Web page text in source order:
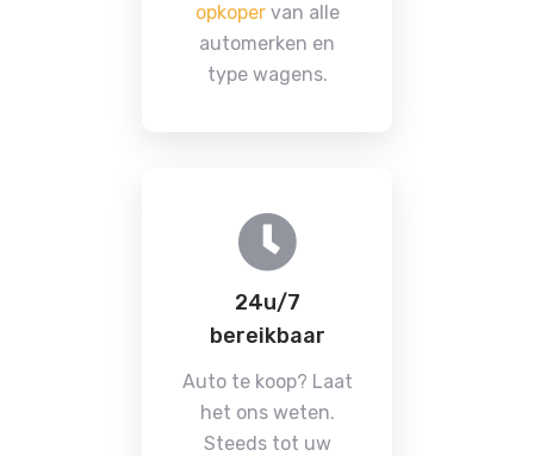
opkopervan alle
automerken en
type wagens.
24u/7
bereikbaar
Auto te koop? Laat
het ons weten.
Steeds tot uw